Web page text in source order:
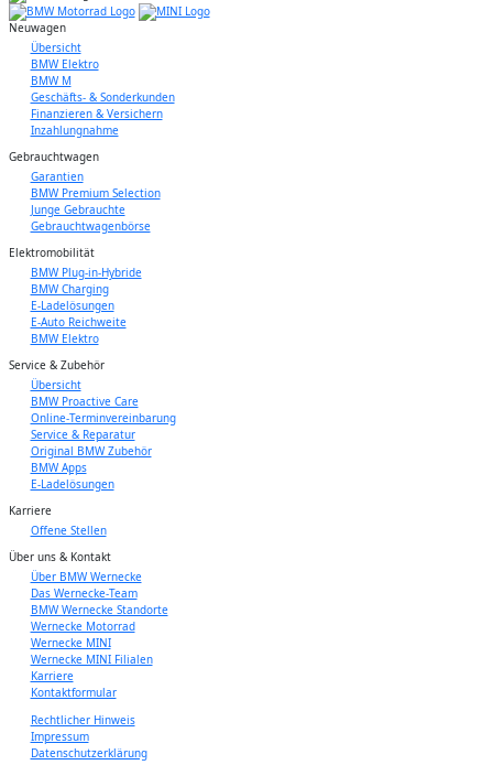
Neuwagen
Übersicht
BMW Elektro
BMW M
Geschäfts- & Sonderkunden
Finanzieren & Versichern
Inzahlungnahme
Gebrauchtwagen
Garantien
BMW Premium Selection
Junge Gebrauchte
Gebrauchtwagenbörse
Elektromobilität
BMW Plug-in-Hybride
BMW Charging
E-Ladelösungen
E-Auto Reichweite
BMW Elektro
Service & Zubehör
Übersicht
BMW Proactive Care
Online-Terminvereinbarung
Service & Reparatur
Original BMW Zubehör
BMW Apps
E-Ladelösungen
Karriere
Offene Stellen
Über uns & Kontakt
Über BMW Wernecke
Das Wernecke-Team
BMW Wernecke Standorte
Wernecke Motorrad
Wernecke MINI
Wernecke MINI Filialen
Karriere
Kontaktformular
Rechtlicher Hinweis
Impressum
Datenschutzerklärung